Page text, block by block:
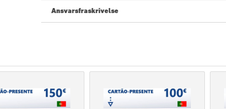
Ny på Livecards.net? Å kjøpe digitale koder er raskt og
Ansvarsfraskrivelse
For mer informasjon vennligst sjekk vårFAQs.
vårt
kontaktskjema.
Disse nedlastbare kodene er produsert av